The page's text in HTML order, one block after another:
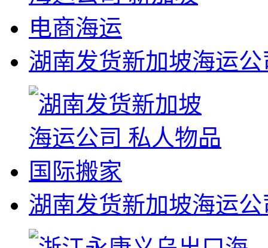
湖南发货新加坡海运
湖南发货新加坡海运